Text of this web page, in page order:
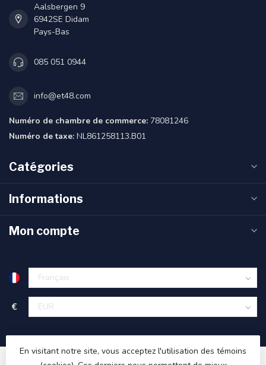
Aalsbergen 9
6942SE Didam
Pays-Bas
085 051 0944
info@et48.com
Numéro de chambre de commerce: 78081246
Numéro de taxe: NL861258113.B01
Catégories
Informations
Mon compte
€
En visitant notre site, vous acceptez l'utilisation des témoins